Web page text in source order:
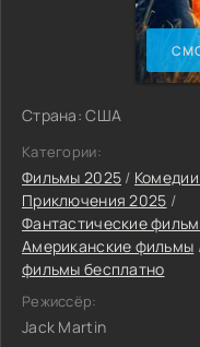
Страна: США
Категории:
Фильмы 2025 /
Приключения 2025 /
Фантастические
Американские фильмы
фильмы бесплатно
Режиссёр:
Jack Martin